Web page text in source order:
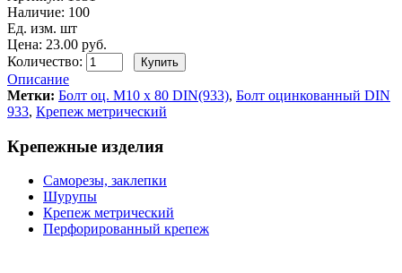
Наличие: 100
Ед. изм. шт
Цена: 23.00 руб.
Количество:
Описание
Метки: Болт оц. М10 х 80 DIN(933), Болт оцинкованный DIN
933, Крепеж метрический
Крепежные изделия
Саморезы, заклепки
Шурупы
Крепеж метрический
Перфорированный крепеж